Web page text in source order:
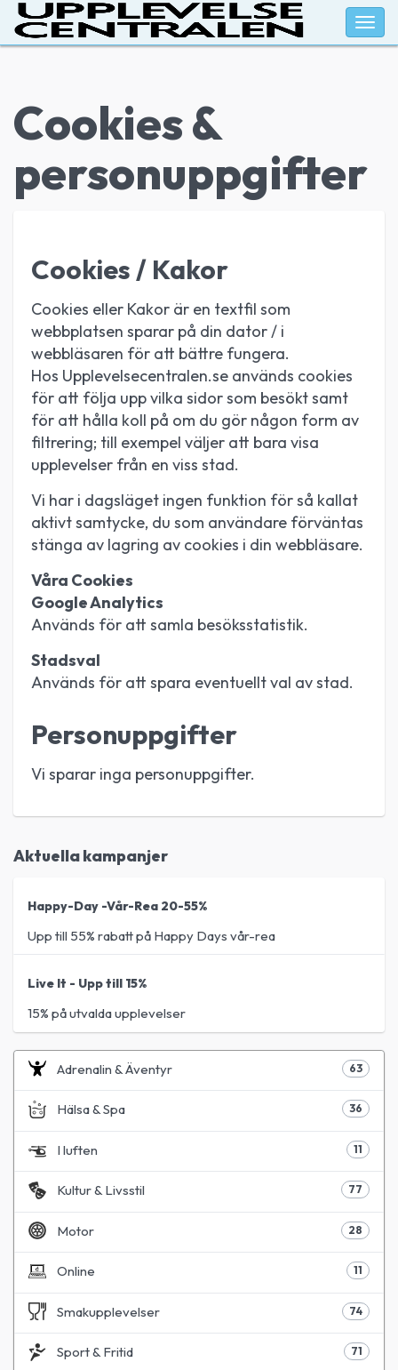
Cookies &
personuppgifter
Cookies / Kakor
Cookies eller Kakor är en textfil som
webbplatsen sparar på din dator / i
webbläsaren för att bättre fungera.
Hos Upplevelsecentralen.se används cookies
för att följa upp vilka sidor som besökt samt
för att hålla koll på om du gör någon form av
filtrering; till exempel väljer att bara visa
upplevelser från en viss stad.
Vi har i dagsläget ingen funktion för så kallat
aktivt samtycke, du som användare förväntas
stänga av lagring av cookies i din webbläsare.
Våra Cookies
Google Analytics
Används för att samla besöksstatistik.
Stadsval
Används för att spara eventuellt val av stad.
Personuppgifter
Vi sparar inga personuppgifter.
Aktuella kampanjer
Happy-Day -Vår-Rea 20-55%
Upp till 55% rabatt på Happy Days vår-rea
Live It - Upp till 15%
15% på utvalda upplevelser
Adrenalin & Äventyr 63
Hälsa & Spa 36
I luften 11
Kultur & Livsstil 77
Motor 28
Online 11
Smakupplevelser 74
Sport & Fritid 71